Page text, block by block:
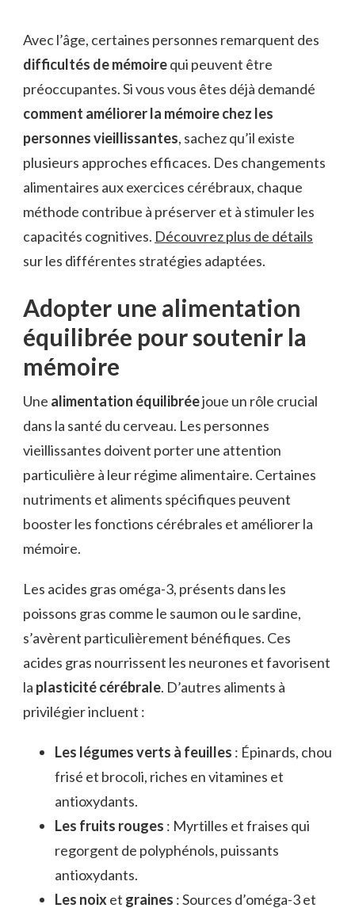
Avec l’âge, certaines personnes remarquent des
difficultés de mémoirequi peuvent être
préoccupantes. Si vous vous êtes déjà demandé
comment améliorer la mémoire chez les
personnes vieillissantes, sachez qu’il existe
plusieurs approches efficaces. Des changements
alimentaires aux exercices cérébraux, chaque
méthode contribue à préserver et à stimuler les
capacités cognitives. Découvrez plus de détails
sur les différentes stratégies adaptées.
Adopter une alimentation
équilibrée pour soutenir la
mémoire
Une alimentation équilibréejoue un rôle crucial
dans la santé du cerveau. Les personnes
vieillissantes doivent porter une attention
particulière à leur régime alimentaire. Certaines
nutriments et aliments spécifiques peuvent
booster les fonctions cérébrales et améliorer la
mémoire.
Les acides gras oméga-3, présents dans les
poissons gras comme le saumon ou le sardine,
s’avèrent particulièrement bénéfiques. Ces
acides gras nourrissent les neurones et favorisent
la plasticité cérébrale. D’autres aliments à
privilégier incluent :
Les légumes verts à feuilles : Épinards, chou
frisé et brocoli, riches en vitamines et
antioxydants.
Les fruits rouges : Myrtilles et fraises qui
regorgent de polyphénols, puissants
antioxydants.
Les noix et graines : Sources d’oméga-3 et